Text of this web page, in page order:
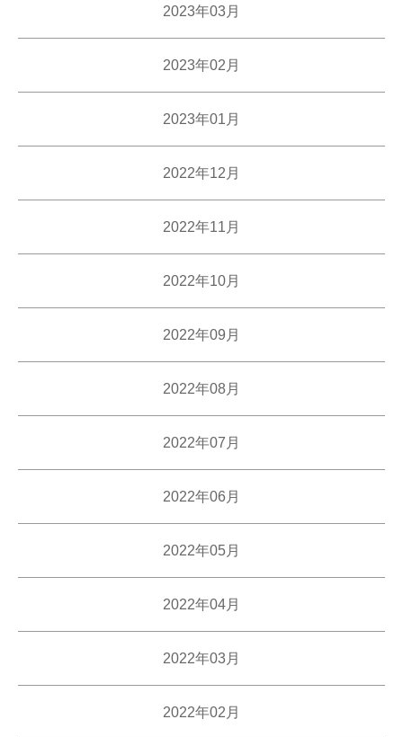
2023年03月
2023年02月
2023年01月
2022年12月
2022年11月
2022年10月
2022年09月
2022年08月
2022年07月
2022年06月
2022年05月
2022年04月
2022年03月
2022年02月